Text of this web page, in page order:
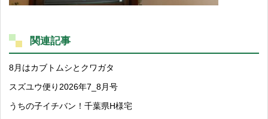
関連記事
8月はカブトムシとクワガタ
スズユウ便り2026年7_8月号
うちの子イチバン！千葉県H様宅